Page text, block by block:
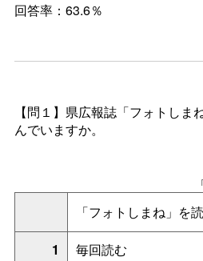
回答率：63.6％
【問１】 県広報誌「フォトしま
んでいますか。
「フォトしまね」を
1
毎回読む